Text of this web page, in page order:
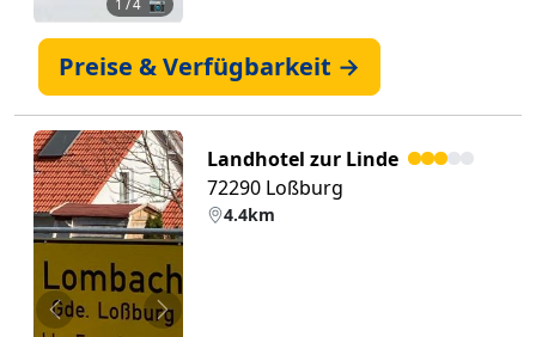
1 / 4 📷
Preise & Verfügbarkeit →
Zurück Weiter
Landhotel zur Linde
72290 Loßburg
4.4km